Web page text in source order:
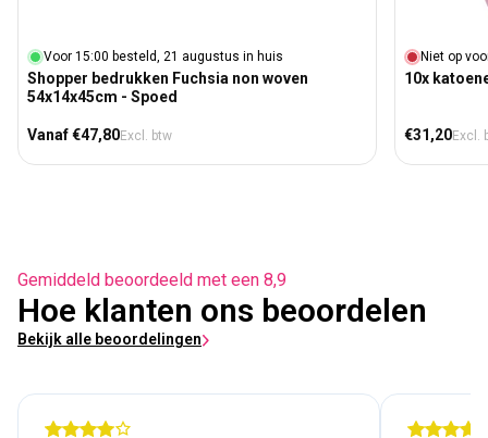
Voor 15:00 besteld, 21 augustus in huis
Shopper bedrukken Fuchsia non woven
54x14x45cm - Spoed
Normale prijs
Vanaf €47,80Excl. btw
Niet op
10x
Normale
€31,20Excl.
Gemiddeld beoordeeld met een 8,9
Hoe klanten ons beoordelen
Bekijk alle beoordelingen